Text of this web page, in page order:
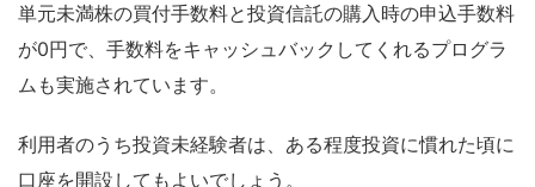
単元未満株の買付手数料と投資信託の購入時の申込手数料
が0円で、手数料をキャッシュバックしてくれるプログラ
ムも実施されています。
利用者のうち投資未経験者は、ある程度投資に慣れた頃に
口座を開設してもよいでしょう。